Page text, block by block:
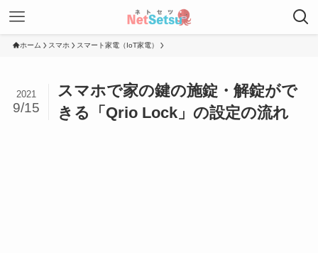
ホーム スマホ スマート家電（IoT家電）
スマホで家の鍵の施錠・解錠がで
きる「Qrio Lock」の設定の流れ
2021
9/15